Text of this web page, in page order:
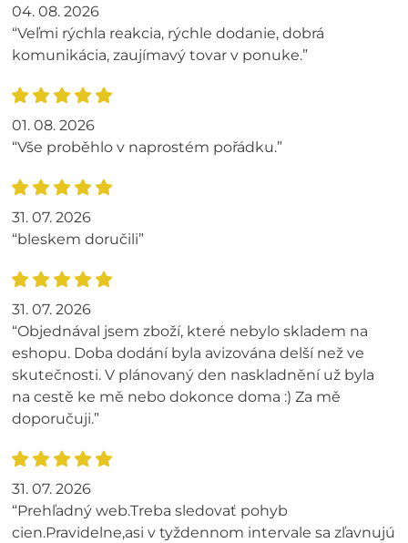
04. 08. 2026
“Veľmi rýchla reakcia, rýchle dodanie, dobrá
komunikácia, zaujímavý tovar v ponuke.”
01. 08. 2026
“Vše proběhlo v naprostém pořádku.”
31. 07. 2026
“bleskem doručili”
31. 07. 2026
“Objednával jsem zboží, které nebylo skladem na
eshopu. Doba dodání byla avizována delší než ve
skutečnosti. V plánovaný den naskladnění už byla
na cestě ke mě nebo dokonce doma :) Za mě
doporučuji.”
31. 07. 2026
“Prehľadný web.Treba sledovať pohyb
cien.Pravidelne,asi v tyždennom intervale sa zľavnujú